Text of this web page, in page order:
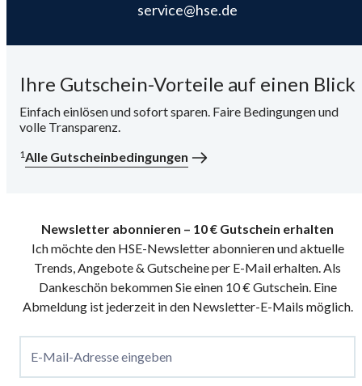
service@hse.de
Ihre Gutschein-Vorteile auf einen Blick
Einfach einlösen und sofort sparen. Faire Bedingungen und
volle Transparenz.
1Alle Gutscheinbedingungen
Newsletter abonnieren – 10 € Gutschein erhalten
Ich möchte den HSE-Newsletter abonnieren und aktuelle
Trends, Angebote & Gutscheine per E-Mail erhalten. Als
Dankeschön bekommen Sie einen 10 € Gutschein. Eine
Abmeldung ist jederzeit in den Newsletter-E-Mails möglich.
E-Mail-Adresse eingeben